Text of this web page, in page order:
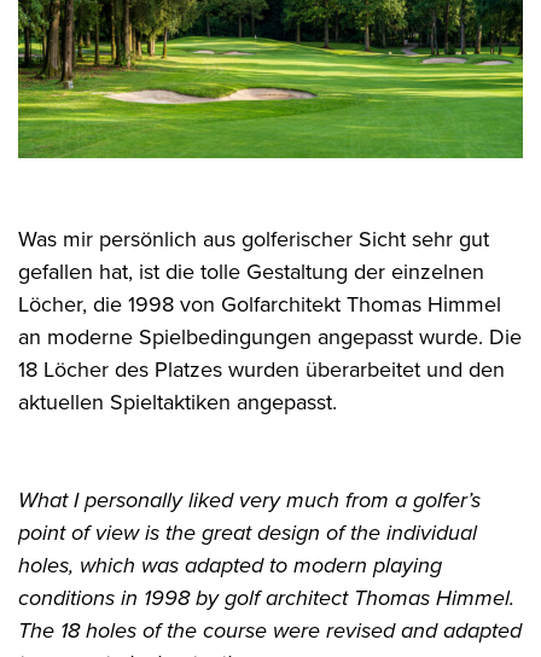
Was mir persönlich aus golferischer Sicht sehr gut
gefallen hat, ist die tolle Gestaltung der einzelnen
Löcher, die 1998 von Golfarchitekt Thomas Himmel
an moderne Spielbedingungen angepasst wurde. Die
18 Löcher des Platzes wurden überarbeitet und den
aktuellen Spieltaktiken angepasst.
What I personally liked very much from a golfer’s
point of view is the great design of the individual
holes, which was adapted to modern playing
conditions in 1998 by golf architect Thomas Himmel.
The 18 holes of the course were revised and adapted